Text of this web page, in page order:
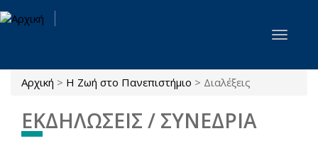
Παράκαμψη προς το κυρίως περιεχόμενο
Toggle
Είστε εδώ
Αρχική > Η Ζωή στο Πανεπιστήμιο > Διαλέξεις
ΕΚΔΗΛΩΣΕΙΣ / ΣΥΝΕΔΡΙΑ